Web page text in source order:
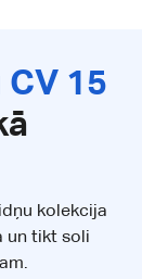
CV 15
kolekcija
un tikt soli